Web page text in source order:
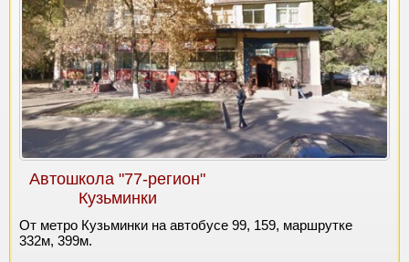
Автошкола "77-регион"
Кузьминки
От метро Кузьминки на автобусе 99, 159, маршрутке
332м, 399м.